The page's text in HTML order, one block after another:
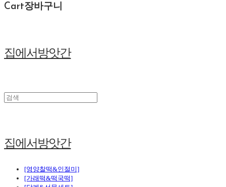
Cart장바구니
집에서방앗간
집에서방앗간
[영양찰떡&인절미]
[가래떡&떡국떡]